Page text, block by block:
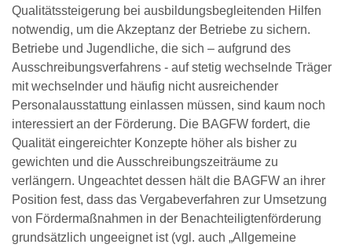
Qualitätssteigerung bei ausbildungsbegleitenden Hilfen
notwendig, um die Akzeptanz der Betriebe zu sichern.
Betriebe und Jugendliche, die sich – aufgrund des
Ausschreibungsverfahrens - auf stetig wechselnde Träger
mit wechselnder und häufig nicht ausreichender
Personalausstattung einlassen müssen, sind kaum noch
interessiert an der Förderung. Die BAGFW fordert, die
Qualität eingereichter Konzepte höher als bisher zu
gewichten und die Ausschreibungszeiträume zu
verlängern. Ungeachtet dessen hält die BAGFW an ihrer
Position fest, dass das Vergabeverfahren zur Umsetzung
von Fördermaßnahmen in der Benachteiligtenförderung
grundsätzlich ungeeignet ist (vgl. auch „Allgemeine